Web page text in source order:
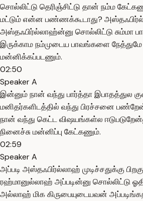
சொல்லிட்டு தெரிஞ்சிட்டு தான் நம்ம
மட்டும் என்ன பண்ணக்கூடாது?
அஸ்தஃபிர்ல்லாஹ்ன்னு சொல்லிட்டு சும்மா
இருக்காம நம்முடைய பாவங்களை நேத்துமே
மன்னிக்கப்படணும்.
02:50
Speaker A
இன்னும் நான் வந்து பார்த்தா இபாதத்துல
மனிதர்களிடத்தில் வந்து பிரச்சனை
நான் வந்து கெட்ட விஷயங்கள்ல
நினைச்சு மன்னிப்பு கேட்கணும்.
02:59
Speaker A
அப்படி அஸ்தஃபிர்ல்லாஹ் முடிச்சதுக்கு
ரஹ்மானுல்லாஹ் அப்படின்னு சொல்லிட்டு
அல்லாஹ் மிக கிருபையுடையவன்